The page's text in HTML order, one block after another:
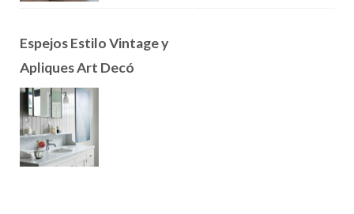
Espejos Estilo Vintage y
Apliques Art Decó